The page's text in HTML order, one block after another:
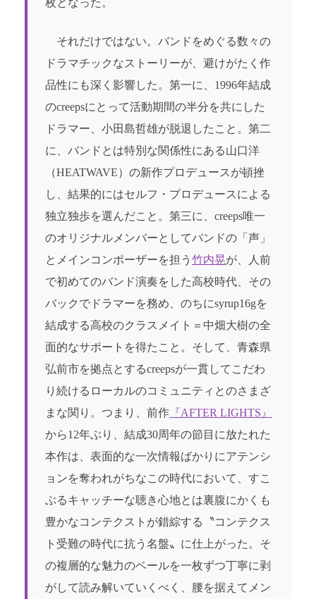
枚となった。
それだけではない。バンドをめぐる数々の
ドラマチックなストーリーが、避けがたく作
品性にも深く影響した。第一に、1996年結成
のcreepsにとって活動期間の半分を共にした
ドラマー、小田島哲雄が脱退したこと。第二
に、バンドとは特別な関係性にある山口洋
（HEATWAVE）の新作プロデュースが頓挫
し、結果的にはセルフ・プロデュースによる
独立独歩を選んだこと。第三に、creeps唯一
のオリジナルメンバーとしてバンドの「声」
とメインコンポーザーを担う 竹内晃が、人前
で初めてのバンド演奏をした高校時代、その
バックでドラマーを務め、のちにsyrup16gを
結成する高校のクラスメイト＝中畑大樹の全
面的なサポートを得たこと。そして、青森県
弘前市を拠点とするcreepsが一貫してこだわ
り続けるローカルのコミュニティとのさまざ
まな関り。つまり、前作 『AFTER LIGHTS』
から12年ぶり、結成30周年の節目に放たれた
本作は、表面的な一次情報ばかりにアテンシ
ョンを奪われがちなこの時代において、すこ
ぶるキャッチーな聴き心地とは裏腹にかくも
豊かなコンテクストが錯綜する〝コンテクス
ト受難の時代に抗う名盤〟に仕上がった。そ
の複層的な魅力のベールを一枚ずつ丁寧に剥
がして読み解いていくべく、腰を据えてメン